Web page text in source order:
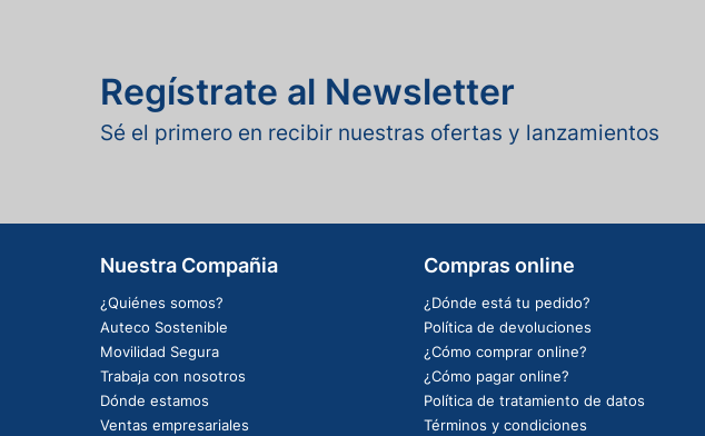
Regístrate al Newsletter
Sé el primero en recibir nuestras ofertas y lanzamientos
Nuestra Compañia
¿Quiénes somos?
Auteco Sostenible
Movilidad Segura
Trabaja con nosotros
Dónde estamos
Ventas empresariales
Compras online
¿Dónde está tu pedido?
Política de devoluciones
¿Cómo comprar online?
¿Cómo pagar online?
Política de tratamiento de datos
Términos y condiciones